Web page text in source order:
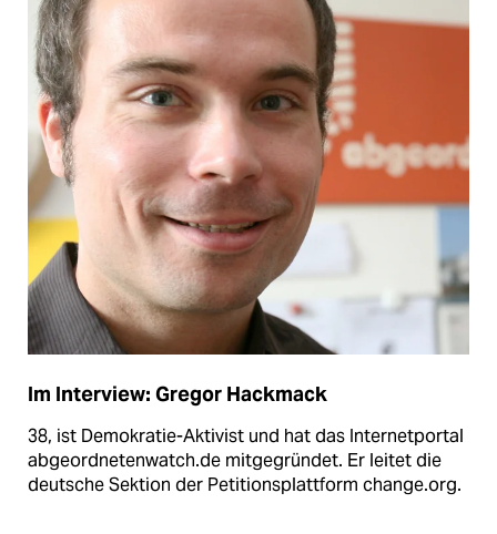
Im Interview: Gregor Hackmack
38, ist Demokratie-Aktivist und hat das Internetportal
abgeordnetenwatch.de mitgegründet. Er leitet die
deutsche Sektion der Petitionsplattform change.org.